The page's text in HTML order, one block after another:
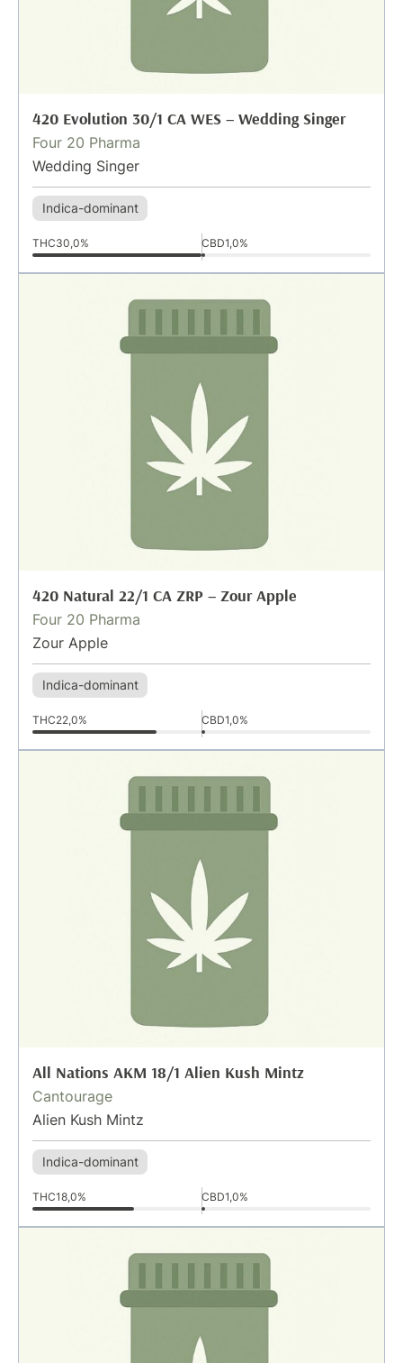
420 Evolution 30/1 CA WES – Wedding Singer
Four 20 Pharma
Wedding Singer
Indica-dominant
THC30,0% CBD1,0%
420 Natural 22/1 CA ZRP – Zour Apple
Four 20 Pharma
Zour Apple
Indica-dominant
THC22,0% CBD1,0%
All Nations AKM 18/1 Alien Kush Mintz
Cantourage
Alien Kush Mintz
Indica-dominant
THC18,0% CBD1,0%